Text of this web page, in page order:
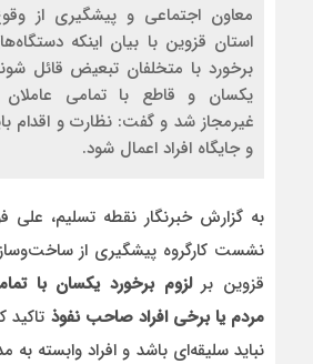
معاون اجتماعی و پیشگیری از
استان قزوین با بیان اینکه
برخورد با متخلفان تبعیض قائل
یکسان و قاطع با تمامی عاملان
غیرمجاز شد و گفت: نظارت و اقدام
و جایگاه افراد اعمال شود.
به گزارش خبرنگار نقطه تسلیم، علی
نشست کارگروه پیشگیری از
قزوین برلزوم برخورد یکسان با
مردم یا برخی افراد صاحب نفوذ
نباید سلیقه‌ای باشد و افراد وابسته به